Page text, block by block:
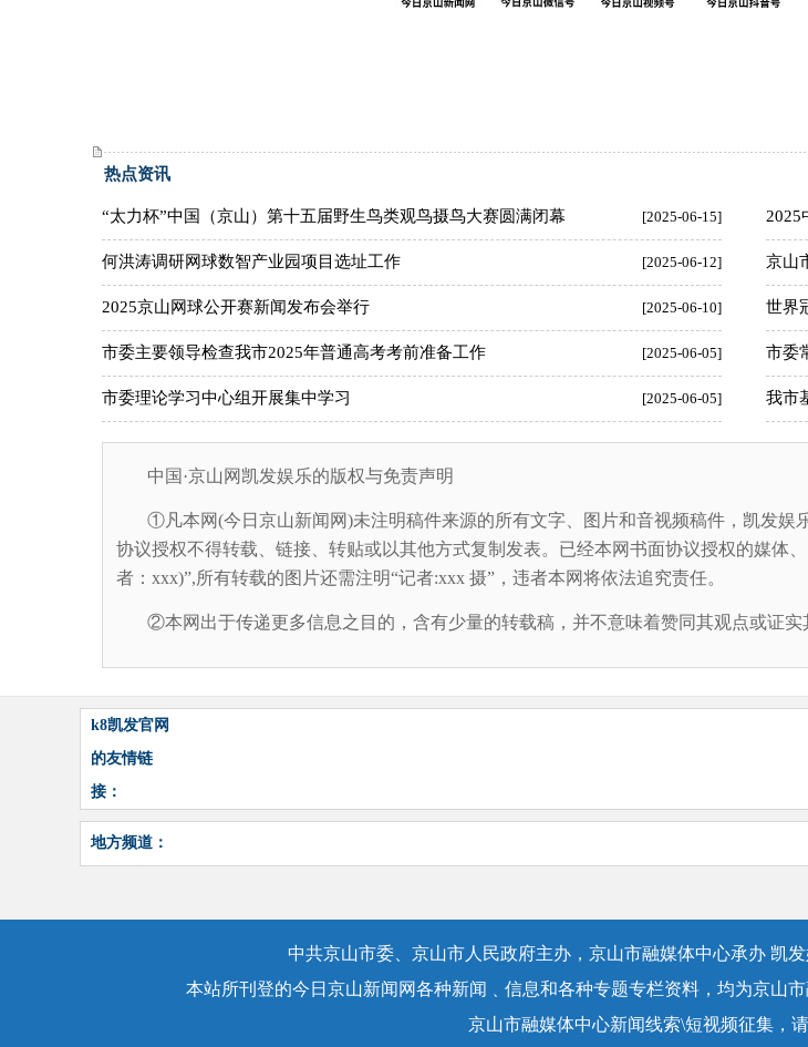
热点资讯
“太力杯”中国（京山）第十五届野生鸟类观鸟摄鸟大赛圆满闭幕 [2025-06-15] 2025
何洪涛调研网球数智产业园项目选址工作 [2025-06-12] 京山
2025京山网球公开赛新闻发布会举行 [2025-06-10] 世界
市委主要领导检查我市2025年普通高考考前准备工作 [2025-06-05] 市委
市委理论学习中心组开展集中学习 [2025-06-05] 我市
中国·京山网凯发娱乐的版权与免责声明
①凡本网(今日京山新闻网)未注明稿件来源的所有文字、图片和音视频稿件，凯发娱
协议授权不得转载、链接、转贴或以其他方式复制发表。已经本网书面协议授权的媒体
者：xxx)”,所有转载的图片还需注明“记者:xxx 摄”，违者本网将依法追究责任。
②本网出于传递更多信息之目的，含有少量的转载稿，并不意味着赞同其观点或证实
k8凯发官网
的友情链
接：
地方频道：
中共京山市委、京山市人民政府主办，京山市融媒体中心承办 凯
本站所刊登的今日京山新闻网各种新闻﹑信息和各种专题专栏资料，均为京山
京山市融媒体中心新闻线索\短视频征集，